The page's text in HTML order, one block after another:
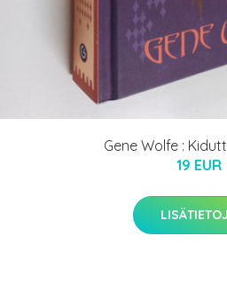
Gene Wolfe :
19 EUR